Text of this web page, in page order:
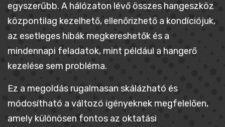
egyszerűbb. A hálózaton lévő összes hangeszköz
központilag kezelhető, ellenőrizhető a kondíciójuk,
az esetleges hibák megkereshetők és a
mindennapi feladatok, mint például a hangerő
kezelése sem probléma.
Ez a megoldás rugalmasan skálázható és
módosítható a változó igényeknek megfelelően,
amely különösen fontos az oktatási